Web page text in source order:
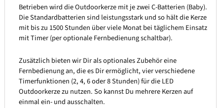
Betrieben wird die Outdoorkerze mit je zwei C-Batterien (Baby).
Die Standardbatterien sind leistungsstark und so hält die Kerze
mit bis zu 1500 Stunden über viele Monat bei täglichem Einsatz
mit Timer (per optionale Fernbedienung schaltbar).
Zusätzlich bieten wir Dir als optionales Zubehör eine
Fernbedienung an, die es Dir ermöglicht, vier verschiedene
Timerfunktionen (2, 4, 6 oder 8 Stunden) für die LED
Outdoorkerze zu nutzen. So kannst Du mehrere Kerzen auf
einmal ein- und ausschalten.